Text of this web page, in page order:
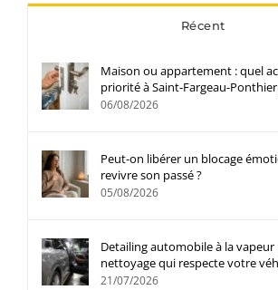
Récent
Maison ou appartement : quel
priorité à Saint-Fargeau-
06/08/2026
Peut-on libérer un blocage
revivre son passé ?
05/08/2026
Detailing automobile à la vapeur
nettoyage qui respecte votre
21/07/2026